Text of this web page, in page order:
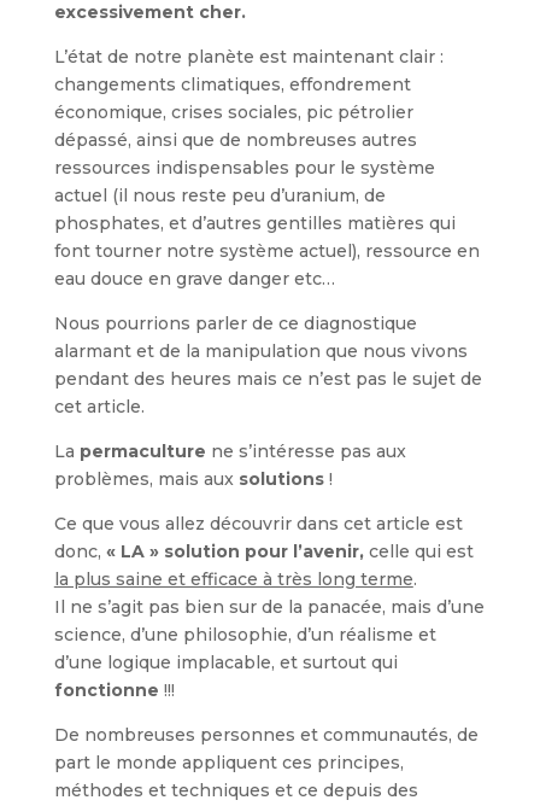
excessivement cher.
L’état de notre planète est maintenant clair :
changements climatiques, effondrement
économique, crises sociales, pic pétrolier
dépassé, ainsi que de nombreuses autres
ressources indispensables pour le système
actuel (il nous reste peu d’uranium, de
phosphates, et d’autres gentilles matières qui
font tourner notre système actuel), ressource en
eau douce en grave danger etc…
Nous pourrions parler de ce diagnostique
alarmant et de la manipulation que nous vivons
pendant des heures mais ce n’est pas le sujet de
cet article.
La permaculture ne s’intéresse pas aux
problèmes, mais aux solutions!
Ce que vous allez découvrir dans cet article est
donc, « LA » solution pour l’avenir,celle qui est
la plus saine et efficace à très long terme.
Il ne s’agit pas bien sur de la panacée, mais d’une
science, d’une philosophie, d’un réalisme et
d’une logique implacable, et surtout qui
fonctionne !!!
De nombreuses personnes et communautés, de
part le monde appliquent ces principes,
méthodes et techniques et ce depuis des